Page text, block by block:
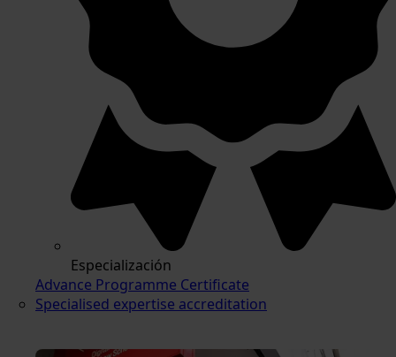
Especialización
Advance Programme Certificate
Specialised expertise accreditation